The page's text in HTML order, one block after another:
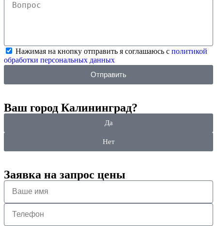
Нажимая на кнопку отправить я соглашаюсь с политикой
обработки персональных данных
Отправить
Ваш город Калининград?
Да
Нет
Заявка на запрос цены